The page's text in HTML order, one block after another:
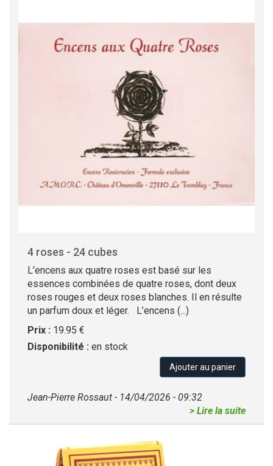
4 roses - 24 cubes
L’encens aux quatre roses est basé sur les
essences combinées de quatre roses, dont deux
roses rouges et deux roses blanches. Il en résulte
un parfum doux et léger. L’encens (...)
Prix : 19.95 €
Disponibilité : en stock
Ajouter au panier
Jean-Pierre Rossaut - 14/04/2026 - 09:32
> Lire la suite